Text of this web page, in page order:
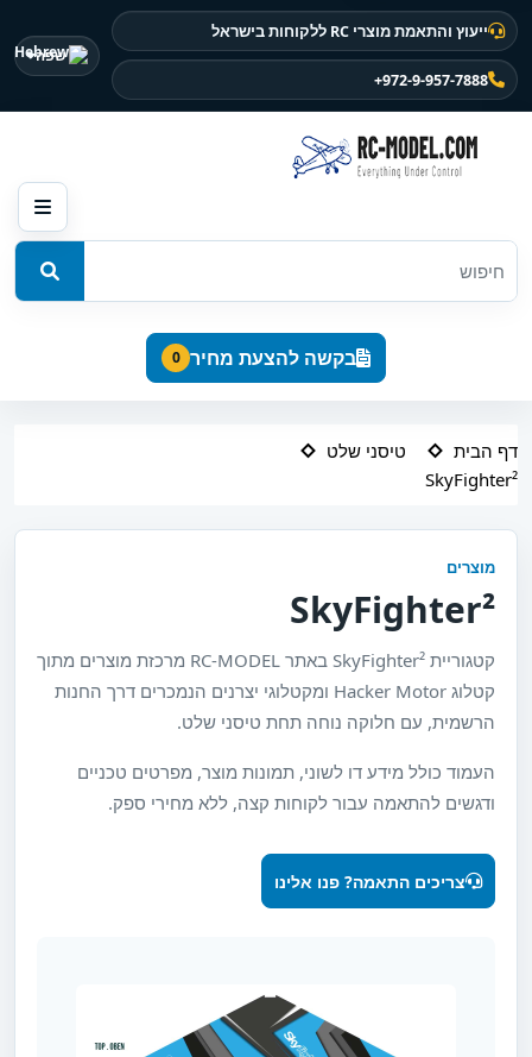
ייעוץ והתאמת מוצרי RC ללקוחות בישראל
+972-9-957-7888
שפה
בקשה להצעת מחיר 0
דף הבית
טיסני שלט
SkyFighter²
מוצרים
SkyFighter²
קטגוריית SkyFighter² באתר RC-MODEL מרכזת מוצרים מתוך
קטלוג Hacker Motor ומקטלוגי יצרנים הנמכרים דרך החנות
הרשמית, עם חלוקה נוחה תחת טיסני שלט.
העמוד כולל מידע דו לשוני, תמונות מוצר, מפרטים טכניים
ודגשים להתאמה עבור לקוחות קצה, ללא מחירי ספק.
צריכים התאמה? פנו אלינו